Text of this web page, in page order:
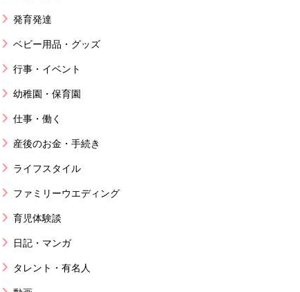
発育発達
ベビー用品・グッズ
行事・イベント
幼稚園・保育園
仕事・働く
産後のお金・手続き
ライフスタイル
ファミリーウエディング
育児体験談
日記・マンガ
タレント・有名人